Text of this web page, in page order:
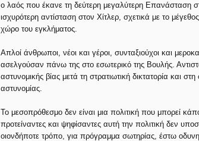
ο λαός που έκανε τη δεύτερη μεγαλύτερη Επανάσταση
ισχυρότερη αντίσταση στον Χίτλερ, σχετικά με το
χώρο του εγκλήματος.
Απλοί άνθρωποι, νέοι και γέροι, συνταξιούχοι και
ασελγούσαν πάνω της στο εσωτερικό της Βουλής.
αστυνομικής βίας μετά τη στρατιωτική δικτατορία και
αστυνομίας.
Το μεσοπρόθεσμο δεν είναι μια πολιτική που μπορεί
προτείναντες και ψηφίσαντες αυτή την πολιτική δεν
οιονδήποτε τρόπο, για πρόγραμμα σωτηρίας, έστω